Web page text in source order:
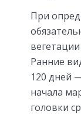
При
Ранние
120 дней
начала
головки